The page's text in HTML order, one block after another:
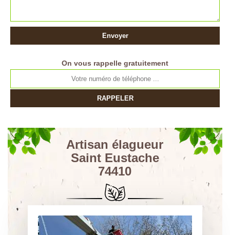
On vous rappelle gratuitement
Artisan élagueur
Saint Eustache
74410